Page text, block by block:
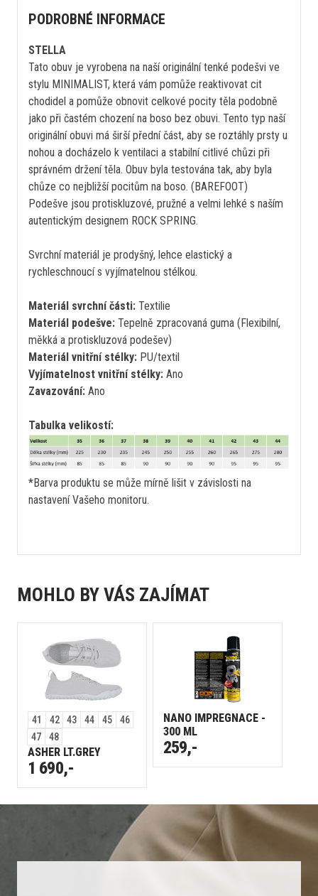
PODROBNÉ INFORMACE
STELLA
Tato obuv je vyrobena na naší originální tenké podešvi ve
stylu MINIMALIST, která vám pomůže reaktivovat cit
chodidel a pomůže obnovit celkové pocity těla podobně
jako při častém chození na boso bez obuvi. Tento typ naší
originální obuvi má širší přední část, aby se roztáhly prsty u
nohou a docházelo k ventilaci a stabilní citlivé chůzi při
správném držení těla. Obuv byla testována tak, aby byla
chůze co nejbližší pocitům na boso. (BAREFOOT)
Podešve jsou protiskluzové, pružné a velmi lehké s naším
autentickým designem ROCK SPRING.
Svrchní materiál je prodyšný, lehce elastický a
rychleschnoucí s vyjímatelnou stélkou.
Materiál svrchní části: Textilie
Materiál podešve: Tepelně zpracovaná guma (Flexibilní,
měkká a protiskluzová podešev)
Materiál vnitřní stélky: PU/textil
Vyjímatelnost vnitřní stélky: Ano
Zavazování: Ano
Tabulka velikostí:
*Barva produktu se může mírně lišit v závislosti na
nastavení Vašeho monitoru.
MOHLO BY VÁS ZAJÍMAT
41 42 43 44 45
46
47
48
ASHER LT.GREY
1 690,-
NANO IMPREGNACE -
300 ML
259,-